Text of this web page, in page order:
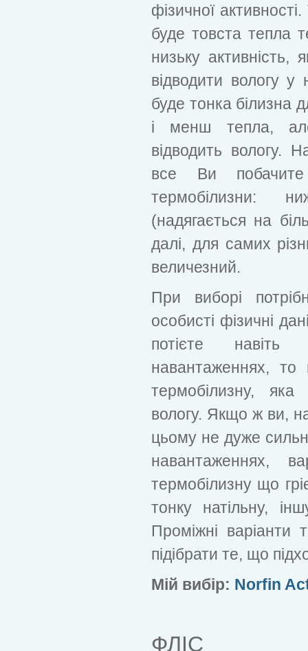
фізичної
буде товста тепла
низьку активність,
відводити вологу
буде тонка білизна
і менш тепла,
відводить
все Ви побачите
термобілизни:
(надягається на
далі, для самих
величезний.
При виборі
особисті фізичні
потієте
навантаженнях,
термобілизну,
вологу. Якщо ж ви,
цьому не дуже
навантаженнях,
термобілизну що
тонку натільну,
Проміжні
підібрати те, що
Мій вибір: Norfin
ФЛІС